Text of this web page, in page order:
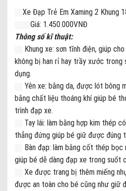
Xe Đạp Trẻ Em Xaming 2 Khung
Giá: 1.450.000VNĐ
Thông số kĩ thuật:
Khung xe: sơn tĩnh điện, giúp
không bị han rỉ hay trầy xước trong
dụng.
Yên xe: bằng da, được lót bông
bằng chất liệu thoáng khí giúp bé
trình đạp xe.
Tay lái: làm bằng hợp kim thép
thẳng đứng giúp bé giữ được đúng
Bàn đạp: làm bằng cốt thép bọc
giúp bé dễ dàng đạp xe trong suốt
Xe được trang bị thêm miếng
được an toàn cho bé cũng như giữ